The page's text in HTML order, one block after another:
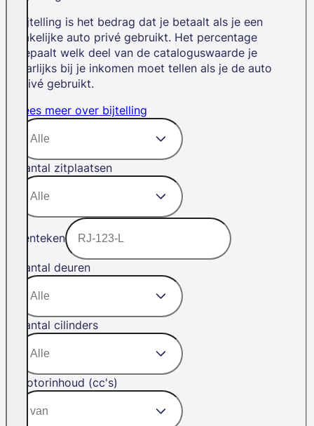
Bijtelling is het bedrag dat je betaalt als je een
zakelijke auto privé gebruikt. Het percentage
bepaalt welk deel van de cataloguswaarde je
jaarlijks bij je inkomen moet tellen als je de auto
privé gebruikt.
Lees meer over bijtelling
Aantal zitplaatsen
Kenteken
Aantal deuren
Aantal cilinders
Motorinhoud (cc's)